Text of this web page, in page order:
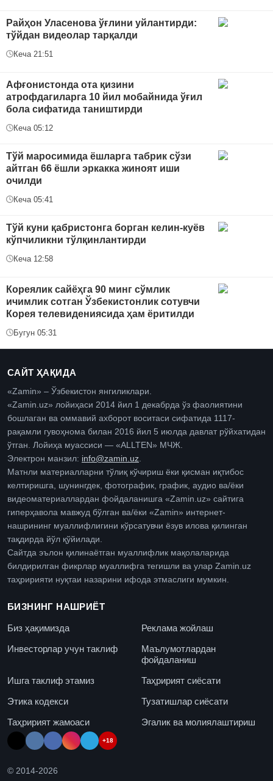
Райҳон Уласенова ўғлини уйлантирди:
тўйдан видеолар тарқалди
Кеча 21:51
Афғонистонда ота қизини
атрофдагиларга 10 йил мобайнида ўғил
бола сифатида таништирди
Кеча 05:12
Тўй маросимида ёшларга табрик сўзи
айтган 66 ёшли эркакка жиноят иши
очилди
Кеча 05:41
Тўй куни қабристонга борган келин-куёв
кўпчиликни тўлқинлантирди
Кеча 12:58
Кореялик сайёҳга 90 минг сўмлик
ичимлик сотган Ўзбекистонлик сотувчи
Корея телевидениясида ҳам ёритилди
Бугун 05:31
САЙТ ҲАҚИДА
«Zamin» – Ўзбекистон янгиликлари.
«Zamin.uz» лойиҳаси 2014 йил 1 декабрда ўз фаолиятини
бошлаган ва оммавий ахборот воситаси сифатида 1117-
рақамли гувоҳнома билан 2016 йил 5 июлда давлат рўйхатидан
ўтган. Лойиҳа муассиси — «ALLTEN» МЧЖ.
Электрон манзил: info@zamin.uz
Матнли материалларни тўлиқ кўчириш ёки қисман иқтибос
келтиришга, шунингдек, фотографик, график, аудио ва/ёки
видеоматериаллардан фойдаланишга «Zamin.uz» сайтига
гиперҳавола мавжуд бўлган ва/ёки «Zamin» интернет-
нашрининг муаллифлигини кўрсатувчи ёзув илова қилинган
тақдирда йўл қўйилади.
Сайтда эълон қилинаётган муаллифлик мақолаларида
билдирилган фикрлар муаллифга тегишли ва улар Zamin.uz
таҳририяти нуқтаи назарини ифода этмаслиги мумкин.
БИЗНИНГ НАШРИЁТ
Биз ҳақимизда
Реклама жойлаш
Инвесторлар учун таклиф
Маълумотлардан
фойдаланиш
Ишга таклиф этамиз
Таҳририят сиёсати
Этика кодекси
Тузатишлар сиёсати
Таҳририят жамоаси
Эгалик ва молиялаштириш
+18
© 2014-2026